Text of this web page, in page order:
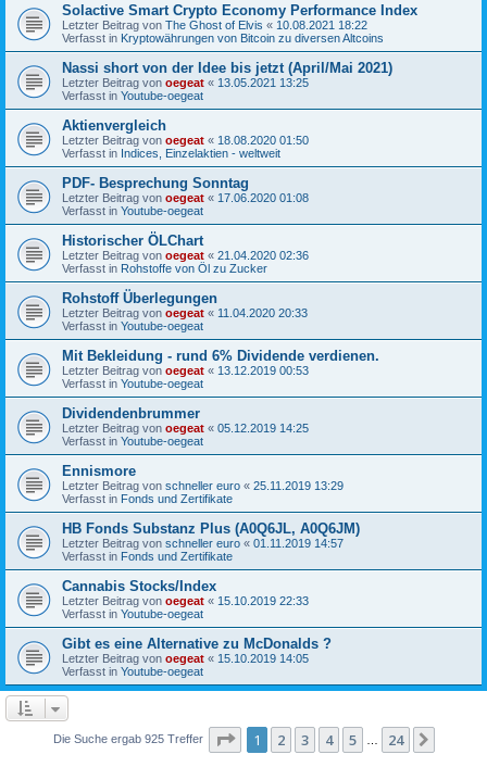
Solactive Smart Crypto Economy Performance Index
Letzter Beitrag von The Ghost of Elvis « 10.08.2021 18:22
Verfasst in Kryptowährungen von Bitcoin zu diversen Altcoins
Nassi short von der Idee bis jetzt (April/Mai 2021)
Letzter Beitrag von oegeat « 13.05.2021 13:25
Verfasst in Youtube-oegeat
Aktienvergleich
Letzter Beitrag von oegeat « 18.08.2020 01:50
Verfasst in Indices, Einzelaktien - weltweit
PDF- Besprechung Sonntag
Letzter Beitrag von oegeat « 17.06.2020 01:08
Verfasst in Youtube-oegeat
Historischer ÖLChart
Letzter Beitrag von oegeat « 21.04.2020 02:36
Verfasst in Rohstoffe von Öl zu Zucker
Rohstoff Überlegungen
Letzter Beitrag von oegeat « 11.04.2020 20:33
Verfasst in Youtube-oegeat
Mit Bekleidung - rund 6% Dividende verdienen.
Letzter Beitrag von oegeat « 13.12.2019 00:53
Verfasst in Youtube-oegeat
Dividendenbrummer
Letzter Beitrag von oegeat « 05.12.2019 14:25
Verfasst in Youtube-oegeat
Ennismore
Letzter Beitrag von schneller euro « 25.11.2019 13:29
Verfasst in Fonds und Zertifikate
HB Fonds Substanz Plus (A0Q6JL, A0Q6JM)
Letzter Beitrag von schneller euro « 01.11.2019 14:57
Verfasst in Fonds und Zertifikate
Cannabis Stocks/Index
Letzter Beitrag von oegeat « 15.10.2019 22:33
Verfasst in Youtube-oegeat
Gibt es eine Alternative zu McDonalds ?
Letzter Beitrag von oegeat « 15.10.2019 14:05
Verfasst in Youtube-oegeat
Die Suche ergab 925 Treffer Seite 1von 24
1 2 3 4 5 24